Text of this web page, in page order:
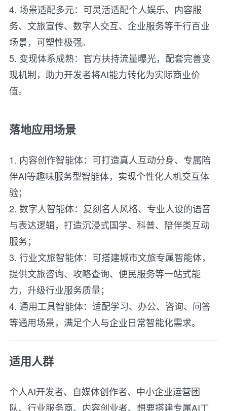
4. 场景适配多元：可灵活适配个人娱乐、内容服
务、文旅宣传、数字人交互、企业服务等千行百业
场景，可塑性极强。
5. 变现体系成熟：官方扶持流量曝光，配套完善变
现机制，助力开发者将AI能力转化为实际商业价
值。
落地应用场景
1. 内容创作智能体：可打造真人互动分身、专属陪
伴AI等趣味服务型智能体，实现个性化人机交互体
验；
2. 数字人智能体：复刻名人风格、专业人设的语音
与表达逻辑，打造沉浸式国学、科普、陪伴类互动
服务；
3. 行业文旅智能体：可搭建城市文旅专属智能体，
提供文旅咨询、攻略查询、便民服务等一站式能
力，升级行业服务质量；
4. 通用工具智能体：适配学习、办公、咨询、问答
等通用场景，满足个人与企业日常智能化需求。
适用人群
个人AI开发者、自媒体创作者、中小企业运营团
队、行业服务商、内容创业者、想要搭建专属AI工